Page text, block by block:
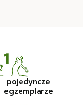
pojedyncze
egzemplarze